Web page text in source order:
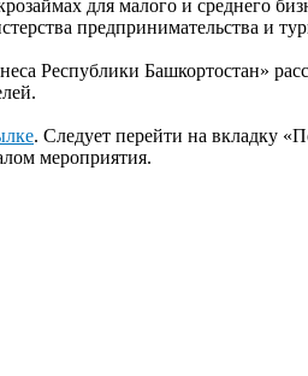
для малого и среднего
предпринимательства и
Республики Башкортостан»
. Следует перейти на вкладку
мероприятия.